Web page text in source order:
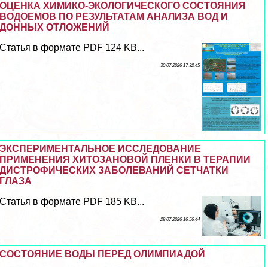
ОЦЕНКА ХИМИКО-ЭКОЛОГИЧЕСКОГО СОСТОЯНИЯ
ВОДОЕМОВ ПО РЕЗУЛЬТАТАМ АНАЛИЗА ВОД И
ДОННЫХ ОТЛОЖЕНИЙ
Статья в формате PDF 124 KB...
30 07 2026 17:32:45
ЭКСПЕРИМЕНТАЛЬНОЕ ИССЛЕДОВАНИЕ
ПРИМЕНЕНИЯ ХИТОЗАНОВОЙ ПЛЕНКИ В ТЕРАПИИ
ДИСТРОФИЧЕСКИХ ЗАБОЛЕВАНИЙ СЕТЧАТКИ
ГЛАЗА
Статья в формате PDF 185 KB...
29 07 2026 16:56:44
СОСТОЯНИЕ ВОДЫ ПЕРЕД ОЛИМПИАДОЙ